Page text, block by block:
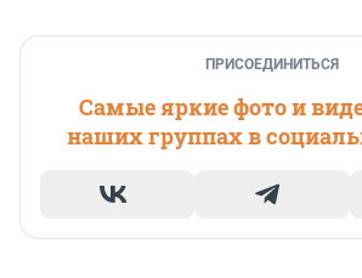
ПРИСОЕДИНИТЬСЯ
Самые яркие фото и
наших группах в